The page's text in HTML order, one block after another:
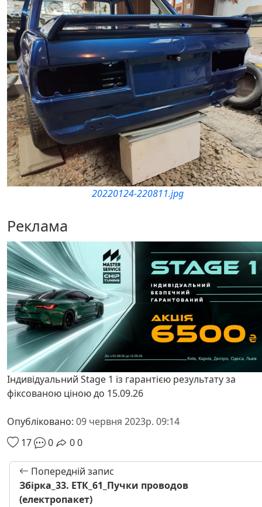
20220124-220811.jpg
Реклама
Індивідуальний Stage 1 із гарантією результату за
фіксованою ціною до 15.09.26
Опубліковано: 09 червня 2023р. 09:14
17
0 00
Попередній запис
Збірка_33. ЕТК_61_Пучки проводов
(електропакет)